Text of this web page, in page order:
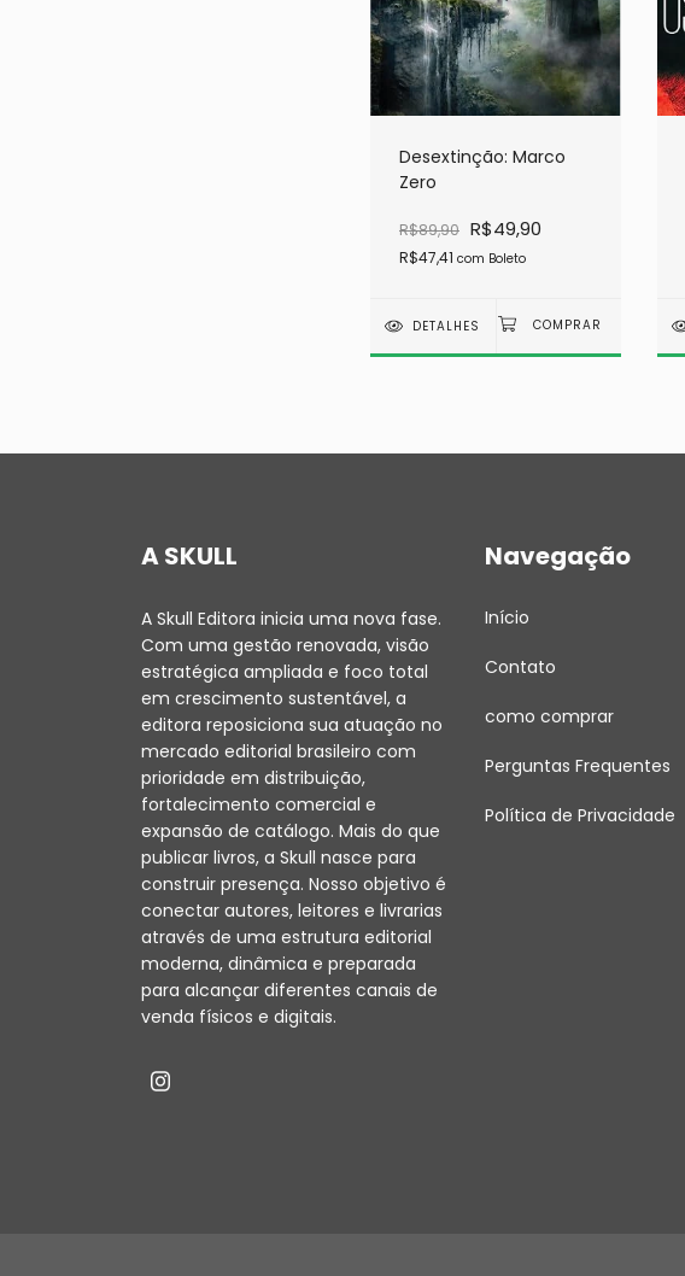
Desextinção: Marco
Zero
R$89,90 R$49,90
R$47,41 com Boleto
DETALHES
A SKULL
A Skull Editora inicia uma nova fase.
Com uma gestão renovada, visão
estratégica ampliada e foco total
em crescimento sustentável, a
editora reposiciona sua atuação no
mercado editorial brasileiro com
prioridade em distribuição,
fortalecimento comercial e
expansão de catálogo. Mais do que
publicar livros, a Skull nasce para
construir presença. Nosso objetivo é
conectar autores, leitores e livrarias
através de uma estrutura editorial
moderna, dinâmica e preparada
para alcançar diferentes canais de
venda físicos e digitais.
Navegação
Início
Contato
como comprar
Perguntas Frequentes
Política de Privacidade